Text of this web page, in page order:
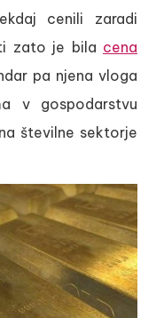
cenili zaradi
zato je bila cena
pa njena vloga
v gospodarstvu
številne sektorje